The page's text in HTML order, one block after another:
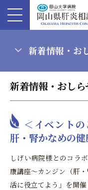
新着情報・お
新着情報・おしら
＜イベント
肝・腎かなめの
しげい病院様とのコラ
康講座～カンジン（肝
活に役立てよう」を開催